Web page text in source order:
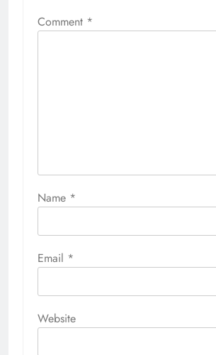
Comment *
Name *
Email *
Website